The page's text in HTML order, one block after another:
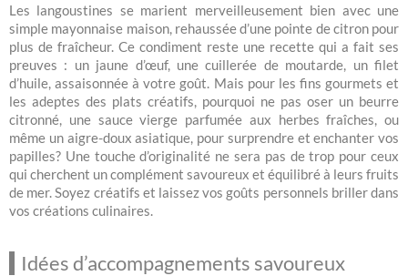
Les langoustines se marient merveilleusement bien avec une
simple mayonnaise maison, rehaussée d’une pointe de citron pour
plus de fraîcheur. Ce condiment reste une recette qui a fait ses
preuves : un jaune d’œuf, une cuillerée de moutarde, un filet
d’huile, assaisonnée à votre goût. Mais pour les fins gourmets et
les adeptes des plats créatifs, pourquoi ne pas oser un beurre
citronné, une sauce vierge parfumée aux herbes fraîches, ou
même un aigre-doux asiatique, pour surprendre et enchanter vos
papilles? Une touche d’originalité ne sera pas de trop pour ceux
qui cherchent un complément savoureux et équilibré à leurs fruits
de mer. Soyez créatifs et laissez vos goûts personnels briller dans
vos créations culinaires.
Idées d’accompagnements savoureux